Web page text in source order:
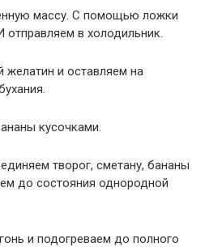
массу. С помощью ложки
в холодильник.
и оставляем на
кусочками.
творог, сметану, бананы
до состояния однородной
и подогреваем до полного